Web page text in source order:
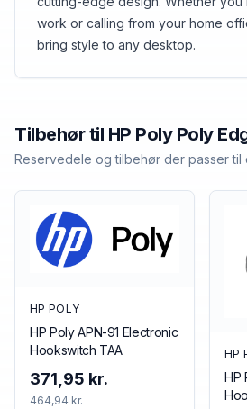
work or calling from your home
bring style to any desktop.
Tilbehør til HP Poly Poly
Reservedele og tilbehør der passer til
HP POLY
HP Poly APN-91 Electronic
Hookswitch TAA
371,95 kr.
464,94 kr.
HP
HP